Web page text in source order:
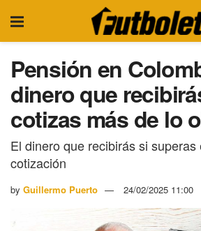
Pensión en
dinero que
cotizas más de lo
El dinero que recibirás si
cotización
by Guillermo Puerto 24/02/2025 11:00